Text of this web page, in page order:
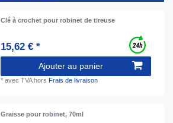
Clé à crochet pour robinet de tireuse
15,62 € *
Ajouter au panier
*avec TVAhors Frais de livraison
Graisse pour robinet, 70ml